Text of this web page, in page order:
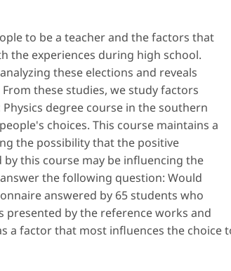
to be a teacher and the factors that
the experiences during high school.
these elections and reveals
these studies, we study factors
degree course in the southern
choices. This course maintains a
the possibility that the positive
this course may be influencing the
the following question: Would
answered by 65 students who
presented by the reference works and
a factor that most influences the choice